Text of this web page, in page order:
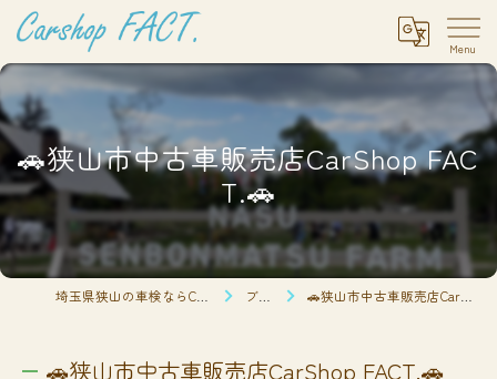
🚗狭山市中古車販売店CarShop FAC
T.🚗
ブログ 🚗狭山市中古車販売店CarShop FACT.🚗
🚗狭山市中古車販売店CarShop FACT.🚗